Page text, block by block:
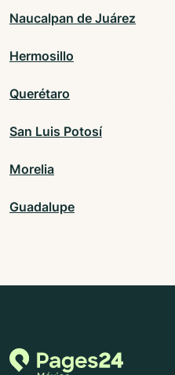
Naucalpan de Juárez
Hermosillo
Querétaro
San Luis Potosí
Morelia
Guadalupe